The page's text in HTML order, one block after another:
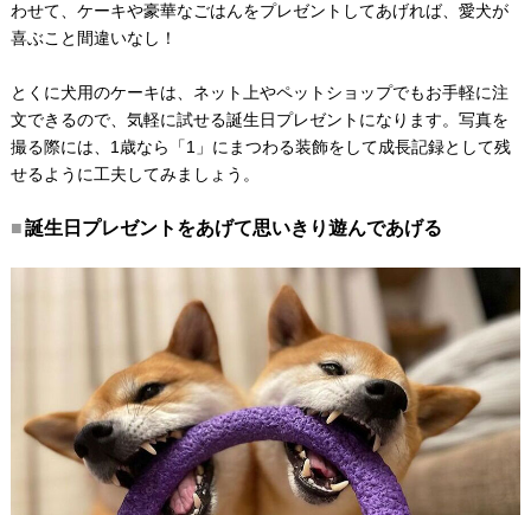
わせて、ケーキや豪華なごはんをプレゼントしてあげれば、愛犬が
喜ぶこと間違いなし！
とくに犬用のケーキは、ネット上やペットショップでもお手軽に注
文できるので、気軽に試せる誕生日プレゼントになります。写真を
撮る際には、1歳なら「1」にまつわる装飾をして成長記録として残
せるように工夫してみましょう。
誕生日プレゼントをあげて思いきり遊んであげる